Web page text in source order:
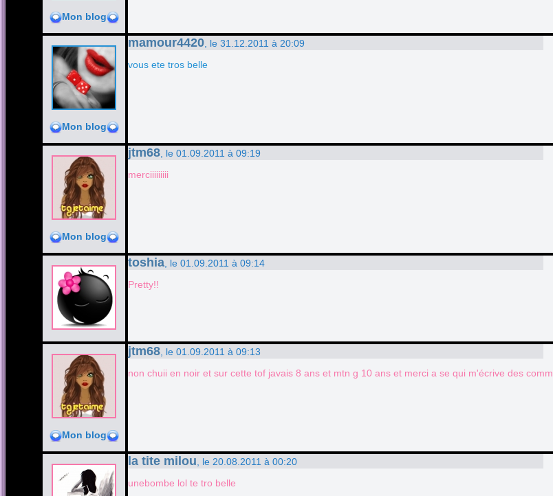
Mon blog
Mon blog
mamour4420 , le 31.12.2011 à 20:09
vous ete tros belle
Mon blog
jtm68 , le 01.09.2011 à 09:19
merciiiiiiiii
toshia , le 01.09.2011 à 09:14
Pretty!!
Mon blog
jtm68 , le 01.09.2011 à 09:13
non chuii en noir et sur cette tof javais 8 ans et mtn g 10 ans et merci a se qui m'écrive des comm
la tite milou , le 20.08.2011 à 00:20
unebombe lol te tro belle